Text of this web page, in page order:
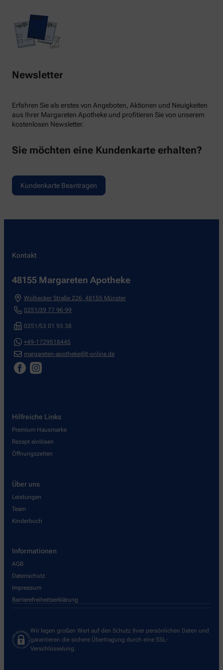
Newsletter
Erfahren Sie als erstes von Angeboten, Aktionen und Neuigkeiten
aus Ihrer Margareten Apotheke und profitieren Sie von unserem
kostenlosen Newsletter.
Sie möchten eine Kundenkarte erhalten?
Kundenkarte Beantragen
Kontakt
48155 Margareten Apotheke
Wolbecker Straße 226, 48155 Münster
0251/39 77 96 99
0251/53 01 93 38
+49-1729518445
margareten-apotheke@t-online.de
Hilfreiche Links
Premium Hausmarke
Rezept einlösen
Öffnungszeiten
Über uns
Leistungen
Team
Kinderbuch
Informationen
AGB
Datenschutz
Impressum
Barrierefreiheitserklärung
Wir legen großen Wert auf den Schutz Ihrer persönlichen Daten und
garantieren die sichere Übertragung durch eine SSL-
Verschlüsselung.